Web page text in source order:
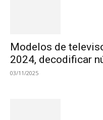
Modelos de
2024, decodificar
03/11/2025